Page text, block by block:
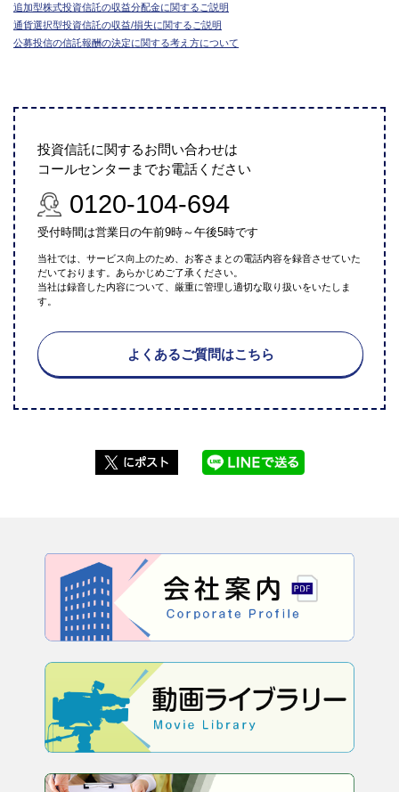
追加型株式投資信託の収益分配金に関するご説明
通貨選択型投資信託の収益/損失に関するご説明
公募投信の信託報酬の決定に関する考え方について
投資信託に関するお問い合わせは
コールセンターまでお電話ください
0120-104-694
受付時間は営業日の午前9時～午後5時です
当社では、サービス向上のため、お客さまとの電話内容を録音させていた
だいております。あらかじめご了承ください。
当社は録音した内容について、厳重に管理し適切な取り扱いをいたしま
す。
よくあるご質問はこちら